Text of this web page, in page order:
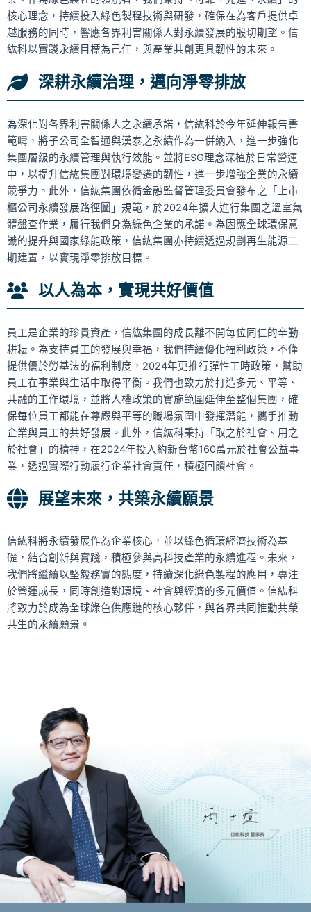
核心理念，持續投入綠色製程技術與研發，確保在為客戶提供卓
越服務的同時，響應各界利害關係人對永續發展的殷切期望。信
紘科以實踐永續目標為己任，與產業共創更具韌性的未來。
深耕永續治理，邁向淨零排放
為深化對各界利害關係人之永續承諾，信紘科於今年延伸報告書
範疇，將子公司全智通與漢泰之永續作為一併納入，進一步強化
集團層級的永續管理與執行效能。並將ESG理念深植於日常營運
中，以提升信紘集團對環境變遷的韌性，進一步增強企業的永續
競爭力。此外，信紘集團依循金融監督管理委員會發布之「上市
櫃公司永續發展路徑圖」規範，於2024年擴大進行集團之溫室氣
體盤查作業，履行我們身為綠色企業的承諾。為因應全球環保意
識的提升與國家綠能政策，信紘集團亦持續透過規劃再生能源二
期建置，以實現淨零排放目標。
以人為本，實現共好價值
員工是企業的珍貴資產，信紘集團的成長離不開每位同仁的辛勤
耕耘。為支持員工的發展與幸福，我們持續優化福利政策，不僅
提供優於勞基法的福利制度，2024年更推行彈性工時政策，幫助
員工在事業與生活中取得平衡。我們也致力於打造多元、平等、
共融的工作環境，並將人權政策的實施範圍延伸至整個集團，確
保每位員工都能在尊嚴與平等的職場氛圍中發揮潛能，攜手推動
企業與員工的共好發展。此外，信紘科秉持「取之於社會、用之
於社會」的精神，在2024年投入約新台幣160萬元於社會公益事
業，透過實際行動履行企業社會責任，積極回饋社會。
展望未來，共築永續願景
信紘科將永續發展作為企業核心，並以綠色循環經濟技術為基
礎，結合創新與實踐，積極參與高科技產業的永續進程。未來，
我們將繼續以堅毅務實的態度，持續深化綠色製程的應用，專注
於營運成長，同時創造對環境、社會與經濟的多元價值。信紘科
將致力於成為全球綠色供應鏈的核心夥伴，與各界共同推動共榮
共生的永續願景。